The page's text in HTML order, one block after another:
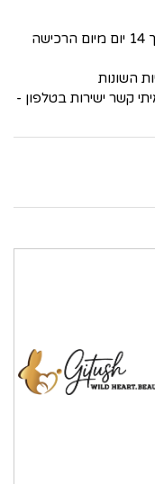
ניתן להחליף כל מוצר ולהחזיר כל מוצר תוך 14 יום מיום הרכישה
השונות
קשר ישירות בטלפון -